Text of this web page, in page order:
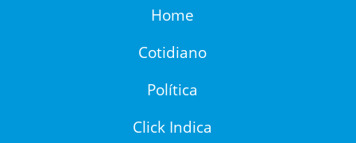
Home
Cotidiano
Política
Click Indica